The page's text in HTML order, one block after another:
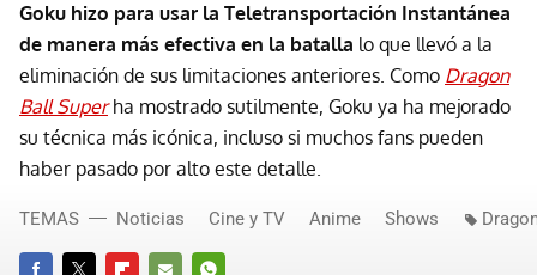
Goku hizo para usar la Teletransportación Instantánea
de manera más efectiva en la batalla lo que llevó a la
eliminación de sus limitaciones anteriores. Como Dragon
Ball Superha mostrado sutilmente, Goku ya ha mejorado
su técnica más icónica, incluso si muchos fans pueden
haber pasado por alto este detalle.
TEMAS Noticias Cine y TV Anime Shows